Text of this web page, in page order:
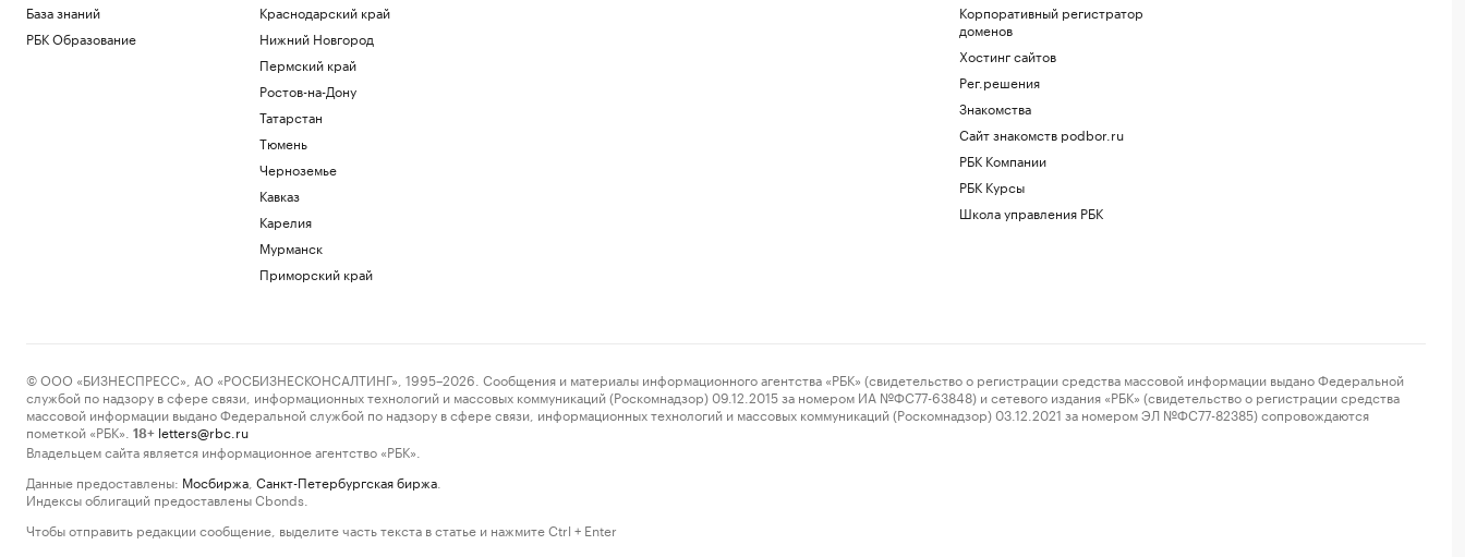
База знаний
РБК Образование
Краснодарский край
Нижний Новгород
Пермский край
Ростов-на-Дону
Татарстан
Тюмень
Черноземье
Кавказ
Карелия
Мурманск
Приморский край
Корпоративный регистратор
доменов
Хостинг сайтов
Рег.решения
Знакомства
Сайт знакомств podbor.ru
РБК Компании
РБК Курсы
Школа управления РБК
© ООО «БИЗНЕСПРЕСС», АО «РОСБИЗНЕСКОНСАЛТИНГ», 1995–2026. Сообщения и материалы информационного агентства «РБК» (свидетельство о регистрации средства массовой информации выдано Федеральной
службой по надзору в сфере связи, информационных технологий и массовых коммуникаций (Роскомнадзор) 09.12.2015 за номером ИА №ФС77-63848) и сетевого издания «РБК» (свидетельство о регистрации средства
массовой информации выдано Федеральной службой по надзору в сфере связи, информационных технологий и массовых коммуникаций (Роскомнадзор) 03.12.2021 за номером ЭЛ №ФС77-82385) сопровождаются
пометкой «РБК».
18+ letters@rbc.ru
Владельцем сайта является информационное агентство «РБК».
Данные предоставлены: Мосбиржа Санкт-Петербургская биржа
Индексы облигаций предоставлены Cbonds.
Чтобы отправить редакции сообщение, выделите часть текста в статье и нажмите Ctrl + Enter